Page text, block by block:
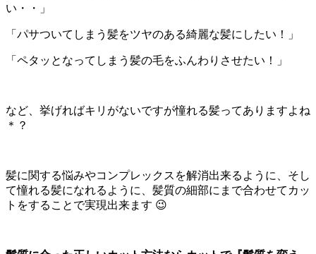
い・・」
「パサついてしまう髪をツヤのある綺麗な髪にしたい！」
「ペタッとなってしまう髪の毛をふんわりさせたい！」
など、挙げればキリがないですが憧れる髪ってありますよね
＊？
髪に関する悩みやコンプレックスを解消出来るように、そし
て憧れる髪になれるように、髪質の細部にまで合わせてカッ
トをすることで実現出来ます 😉